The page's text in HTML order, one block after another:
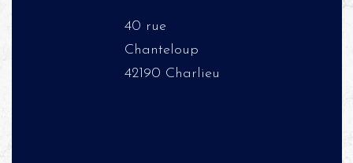
40 rue
Chanteloup
42190 Charlieu